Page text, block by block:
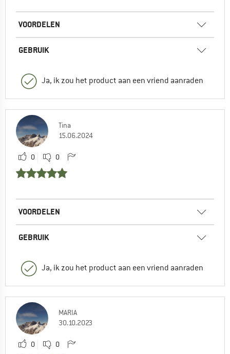
VOORDELEN
GEBRUIK
Ja, ik zou het product aan een vriend aanraden
Tina
15.06.2024
0 0
VOORDELEN
GEBRUIK
Ja, ik zou het product aan een vriend aanraden
MARIA
30.10.2023
0 0